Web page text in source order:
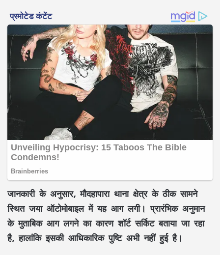
जानकारी के अनुसार, मौदहापारा थाना क्षेत्र के ठीक सामने
स्थितजया ऑटोमोबाइलमें यह आग लगी। प्रारंभिक अनुमान
के मुताबिक आग लगने का कारणशॉर्ट सर्किटबताया जा रहा
है, हालांकि इसकी आधिकारिक पुष्टि अभी नहीं हुई है।